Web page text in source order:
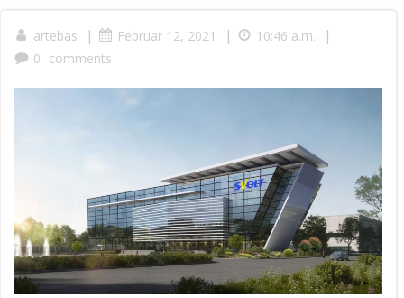
artebas | Februar 12, 2021 | 10:46 a.m. |
0 comments